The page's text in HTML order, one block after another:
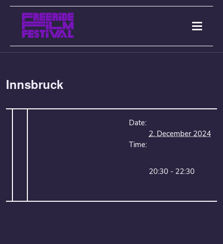
Innsbruck
Date:
2. December 2024
Time:
20:30 - 22:30